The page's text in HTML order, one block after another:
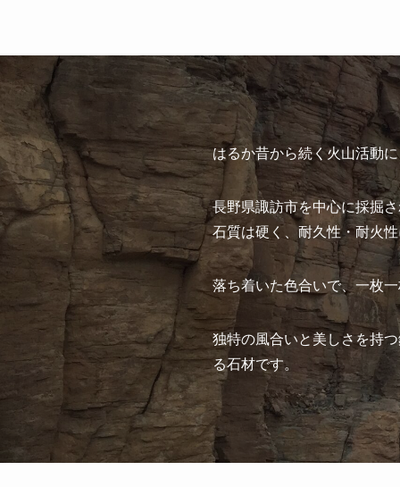
はるか昔から続く火山活動
長野県諏訪市を中心に採掘
石質は硬く、耐久性・耐火
落ち着いた色合いで、一枚
独特の風合いと美しさを持
る石材です。